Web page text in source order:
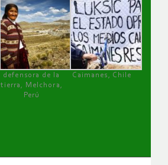
defensora de la
tierra, Melchora,
Perú
Caimanes, Chile